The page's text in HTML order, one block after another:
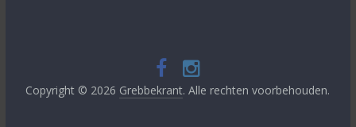
Copyright © 2026 Grebbekrant. Alle rechten voorbehouden.